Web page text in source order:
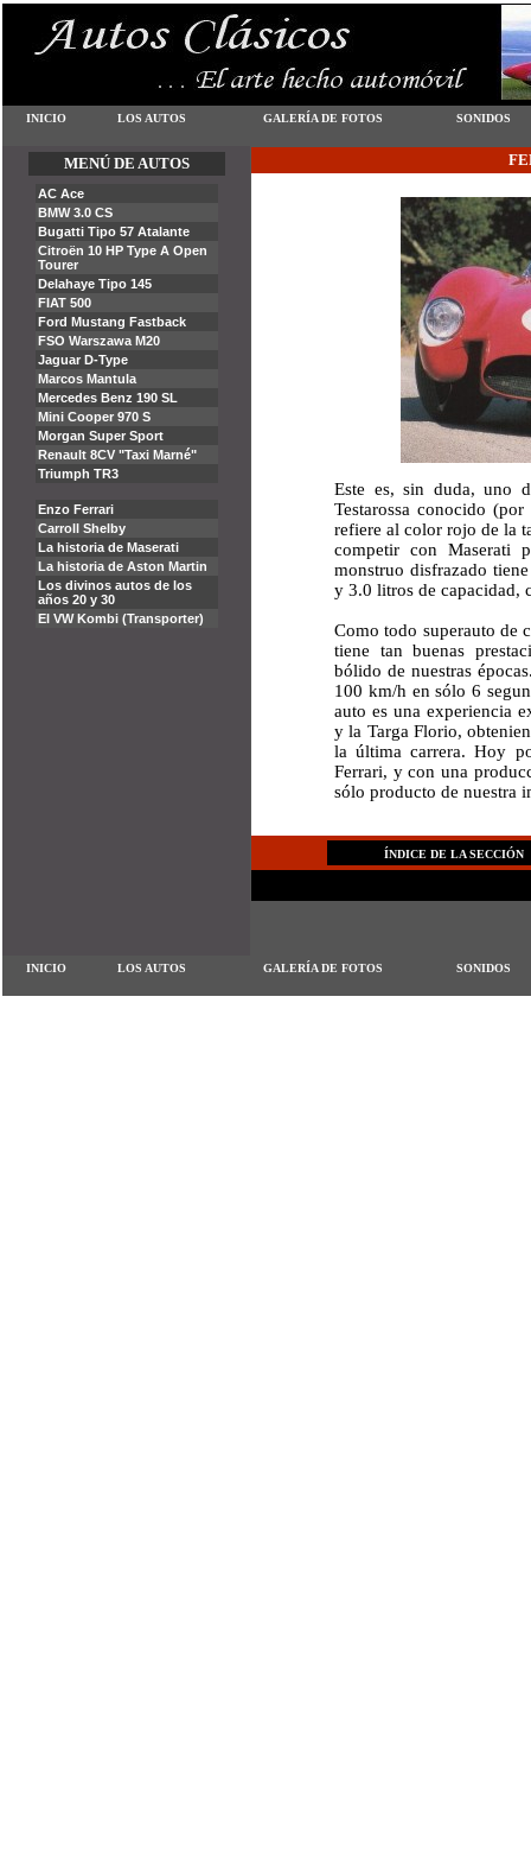
Este es, sin duda, uno
Testarossa conocido
refiere al color rojo de la
competir con Maserati
monstruo disfrazado
y 3.0 litros de capacidad,
Como todo superauto de
tiene tan buenas
bólido de nuestras
100 km/h en sólo 6
auto es una experiencia
y la Targa Florio,
la última carrera. Hoy
Ferrari, y con una
sólo producto de nuestra
ÍNDICE DE LA SECCIÓN